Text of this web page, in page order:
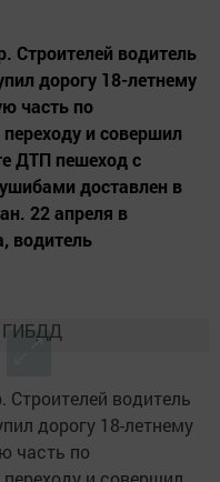
Строителей водитель
дорогу 18-летнему
часть по
и совершил
ДТП пешеход с
доставлен в
22 апреля в
водитель
Строителей водитель
дорогу 18-летнему
часть по